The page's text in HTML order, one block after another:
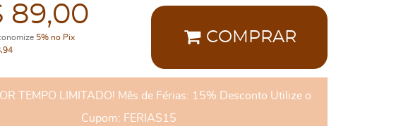
89,00
5% no Pix
COMPRAR
TEMPO LIMITADO! Mês de Férias: 15% Desconto Utilize o
Cupom: FERIAS15